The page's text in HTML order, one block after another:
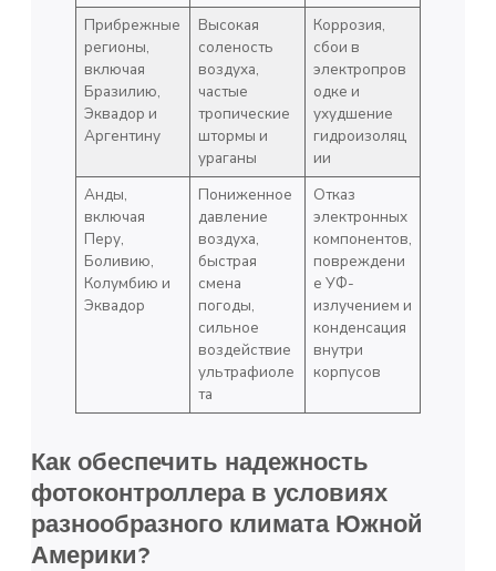
Прибрежные
регионы,
включая
Бразилию,
Эквадор и
Аргентину
Высокая
соленость
воздуха,
частые
тропические
штормы и
ураганы
Коррозия,
сбои в
электропров
одке и
ухудшение
гидроизоляц
ии
Анды,
включая
Перу,
Боливию,
Колумбию и
Эквадор
Пониженное
давление
воздуха,
быстрая
смена
погоды,
сильное
воздействие
ультрафиоле
та
Отказ
электронных
компонентов,
повреждени
е УФ-
излучением и
конденсация
внутри
корпусов
Как обеспечить надежность
фотоконтроллера в условиях
разнообразного климата Южной
Америки?